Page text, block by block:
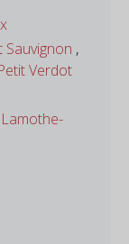
Sauvignon ,
Verdot